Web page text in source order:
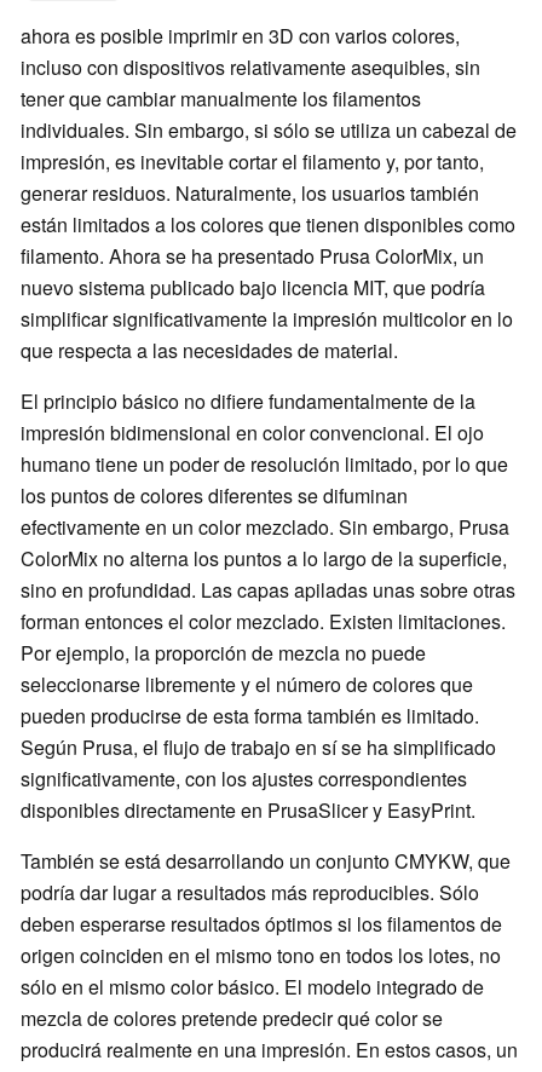
ahora es posible imprimir en 3D con varios colores,
incluso con dispositivos relativamente asequibles, sin
tener que cambiar manualmente los filamentos
individuales. Sin embargo, si sólo se utiliza un cabezal de
impresión, es inevitable cortar el filamento y, por tanto,
generar residuos. Naturalmente, los usuarios también
están limitados a los colores que tienen disponibles como
filamento. Ahora se ha presentado Prusa ColorMix, un
nuevo sistema publicado bajo licencia MIT, que podría
simplificar significativamente la impresión multicolor en lo
que respecta a las necesidades de material.
El principio básico no difiere fundamentalmente de la
impresión bidimensional en color convencional. El ojo
humano tiene un poder de resolución limitado, por lo que
los puntos de colores diferentes se difuminan
efectivamente en un color mezclado. Sin embargo, Prusa
ColorMix no alterna los puntos a lo largo de la superficie,
sino en profundidad. Las capas apiladas unas sobre otras
forman entonces el color mezclado. Existen limitaciones.
Por ejemplo, la proporción de mezcla no puede
seleccionarse libremente y el número de colores que
pueden producirse de esta forma también es limitado.
Según Prusa, el flujo de trabajo en sí se ha simplificado
significativamente, con los ajustes correspondientes
disponibles directamente en PrusaSlicer y EasyPrint.
También se está desarrollando un conjunto CMYKW, que
podría dar lugar a resultados más reproducibles. Sólo
deben esperarse resultados óptimos si los filamentos de
origen coinciden en el mismo tono en todos los lotes, no
sólo en el mismo color básico. El modelo integrado de
mezcla de colores pretende predecir qué color se
producirá realmente en una impresión. En estos casos, un